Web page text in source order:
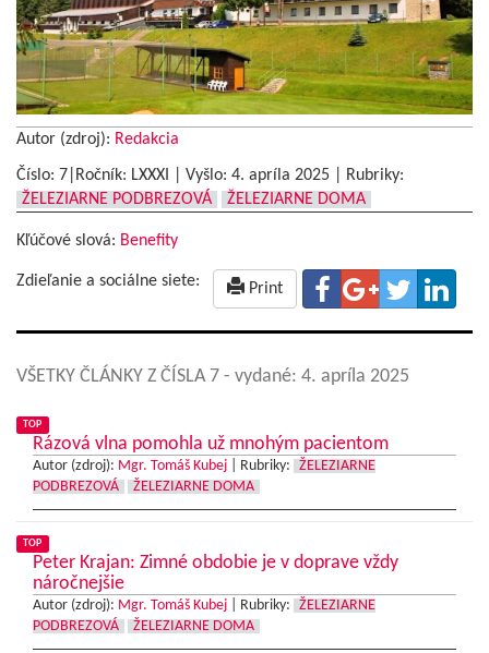
Autor (zdroj): Redakcia
Číslo: 7|Ročník: LXXXI | Vyšlo: 4. apríla 2025
Rubriky:
ŽELEZIARNE PODBREZOVÁ
ŽELEZIARNE DOMA
Kľúčové slová: Benefity
Zdieľanie a sociálne siete: Print
VŠETKY ČLÁNKY Z ČÍSLA 7 - vydané: 4. apríla 2025
TOP
Rázová vlna pomohla už mnohým pacientom
Autor (zdroj): Mgr. Tomáš Kubej Rubriky:
ŽELEZIARNE
PODBREZOVÁ
ŽELEZIARNE DOMA
TOP
Peter Krajan: Zimné obdobie je v doprave vždy
náročnejšie
Autor (zdroj): Mgr. Tomáš Kubej Rubriky:
ŽELEZIARNE
PODBREZOVÁ
ŽELEZIARNE DOMA